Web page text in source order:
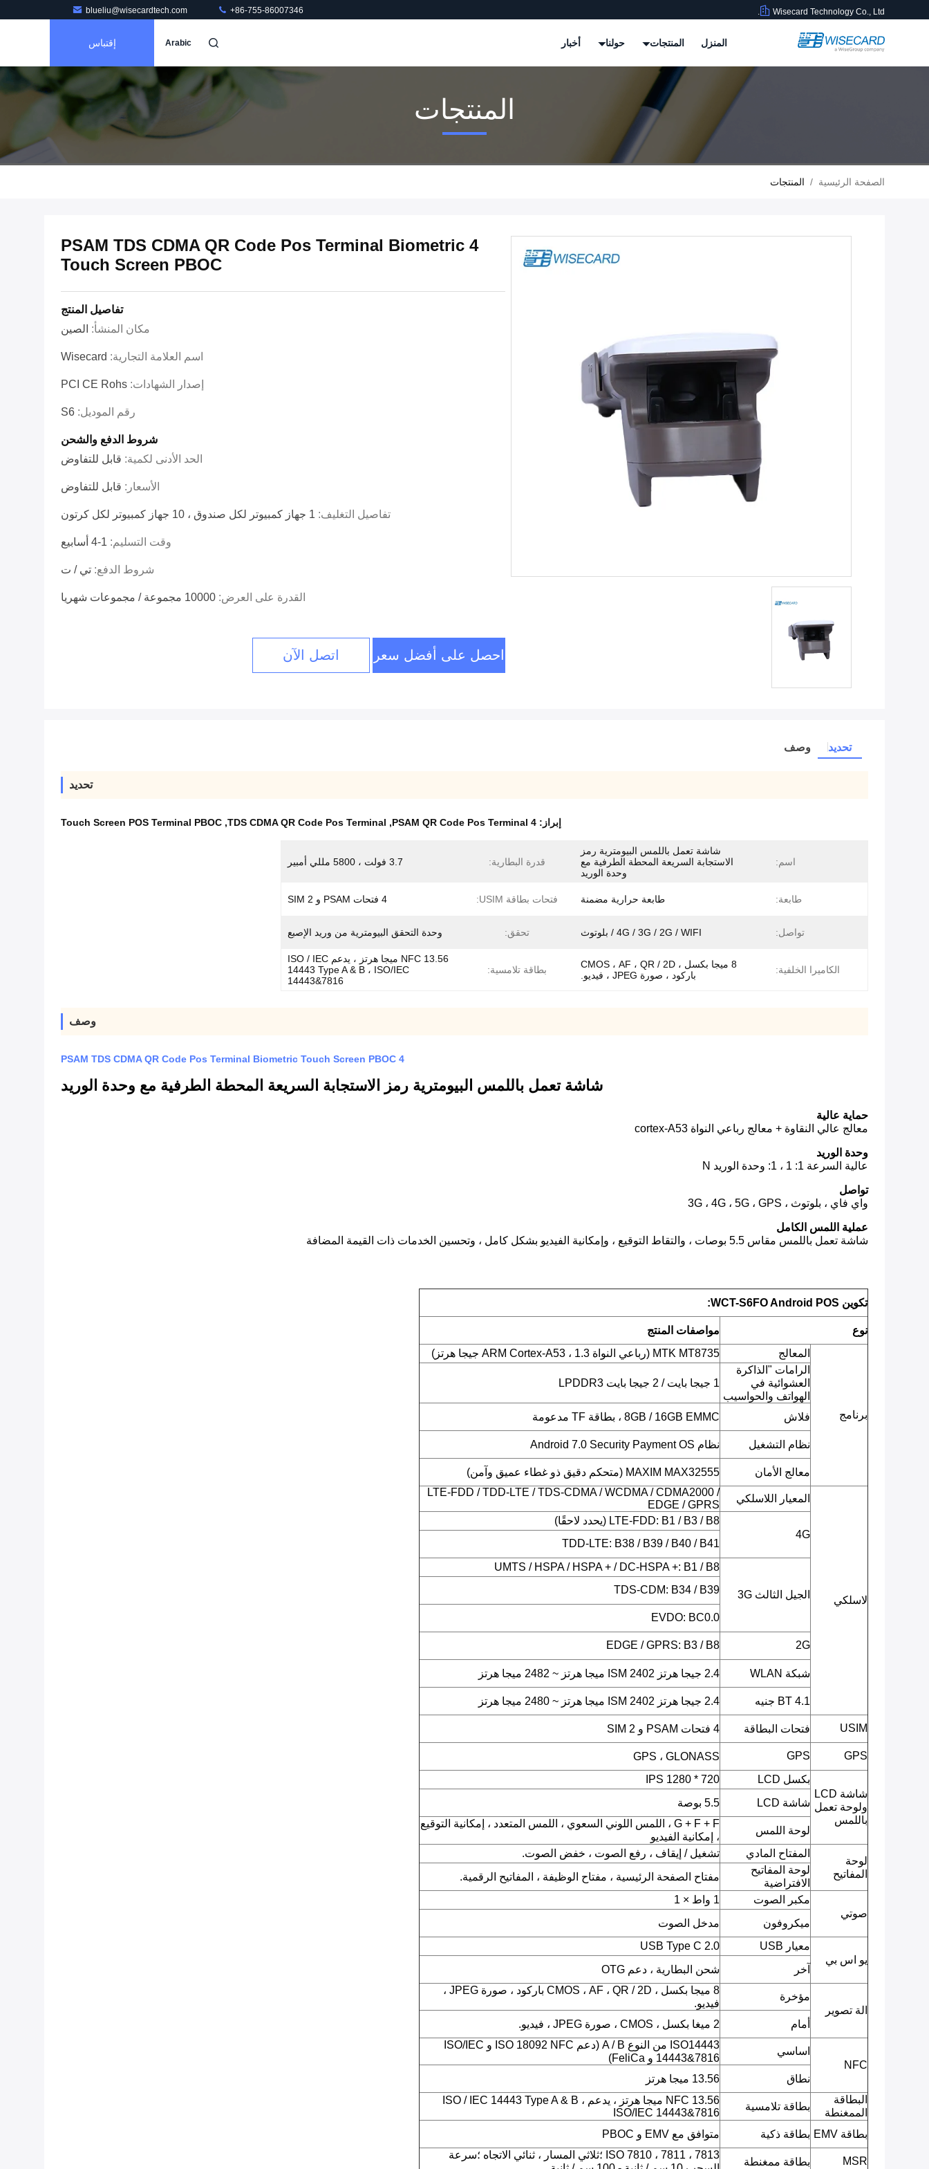
Wisecard Technology Co., Ltd.
blueliu@wisecardtech.com +86-755-86007346
المنزل المنتجات حولنا أخبار Arabic إقتباس
المنتجات
الصفحة الرئيسية / المنتجات
4 PSAM TDS CDMA QR Code Pos Terminal Biometric
Touch Screen PBOC
تفاصيل المنتج
مكان المنشأ: الصين
اسم العلامة التجارية: Wisecard
إصدار الشهادات: PCI CE Rohs
رقم الموديل: S6
شروط الدفع والشحن
الحد الأدنى لكمية: قابل للتفاوض
الأسعار: قابل للتفاوض
تفاصيل التغليف: 1 جهاز كمبيوتر لكل صندوق ، 10 جهاز كمبيوتر لكل كرتون
وقت التسليم: 1-4 أسابيع
شروط الدفع: تي / ت
القدرة على العرض: 10000 مجموعة / مجموعات شهريا
احصل على أفضل سعر اتصل الآن
تحديد وصف
تحديد
إبراز: 4 PSAM QR Code Pos Terminal
,
TDS CDMA QR Code Pos Terminal
,
Touch Screen POS Terminal PBOC
اسم:
شاشة تعمل باللمس البيومترية رمز
الاستجابة السريعة المحطة الطرفية مع
وحدة الوريد
قدرة البطارية: 3.7 فولت ، 5800 مللي أمبير
طابعة: طابعة حرارية مضمنة فتحات بطاقة USIM: 4 فتحات PSAM و 2 SIM
تواصل: 4G / 3G / 2G / WIFI / بلوتوث تحقق: وحدة التحقق البيومترية من وريد الإصبع
الكاميرا الخلفية:
8 ميجا بكسل ، CMOS ، AF ، QR / 2D
باركود ، صورة JPEG ، فيديو.
بطاقة تلامسية:
NFC 13.56 ميجا هرتز ، يدعم ISO / IEC
14443 Type A & B ، ISO/IEC
14443&7816
وصف
4 PSAM TDS CDMA QR Code Pos Terminal Biometric Touch Screen PBOC
شاشة تعمل باللمس البيومترية رمز الاستجابة السريعة المحطة الطرفية مع وحدة الوريد
حماية عالية
معالج عالي النقاوة + معالج رباعي النواة cortex-A53
وحدة الوريد
عالية السرعة 1: 1 ، 1: وحدة الوريد N
تواصل
واي فاي ، بلوتوث ، 3G ، 4G ، 5G ، GPS
عملية اللمس الكامل
شاشة تعمل باللمس مقاس 5.5 بوصات ، والتقاط التوقيع ، وإمكانية الفيديو بشكل كامل ، وتحسين الخدمات ذات القيمة المضافة
تكوين WCT-S6FO Android POS:
نوع مواصفات المنتج
برنامج
المعالج
MTK MT8735 (رباعي النواة ARM Cortex-A53 ، 1.3 جيجا هرتز)
الرامات "الذاكرة
العشوائية في
الهواتف والحواسيب
1 جيجا بايت / 2 جيجا بايت LPDDR3
فلاش 8GB / 16GB EMMC ، بطاقة TF مدعومة
نظام التشغيل نظام Android 7.0 Security Payment OS
معالج الأمان MAXIM MAX32555 (متحكم دقيق ذو غطاء عميق وآمن)
لاسلكي
المعيار اللاسلكي
LTE-FDD / TDD-LTE / TDS-CDMA / WCDMA / CDMA2000 /
EDGE / GPRS
4G
LTE-FDD: B1 / B3 / B8 (يحدد لاحقًا)
TDD-LTE: B38 / B39 / B40 / B41
الجيل الثالث 3G
UMTS / HSPA / HSPA + / DC-HSPA +: B1 / B8
TDS-CDM: B34 / B39
EVDO: BC0.0
2G
EDGE / GPRS: B3 / B8
شبكة WLAN 2.4 جيجا هرتز ISM 2402 ميجا هرتز ~ 2482 ميجا هرتز
BT 4.1 جنيه 2.4 جيجا هرتز ISM 2402 ميجا هرتز ~ 2480 ميجا هرتز
USIM فتحات البطاقة 4 فتحات PSAM و 2 SIM
GPS
GPS GPS ، GLONASS
شاشة LCD
ولوحة تعمل
باللمس
بكسل LCD
720 * 1280 IPS
شاشة LCD
5.5 بوصة
لوحة اللمس
G + F + F ، اللمس اللوني السعوي ، اللمس المتعدد ، إمكانية التوقيع
، إمكانية الفيديو
لوحة
المفاتيح
المفتاح المادي
تشغيل / إيقاف ، رفع الصوت ، خفض الصوت.
لوحة المفاتيح
الافتراضية
مفتاح الصفحة الرئيسية ، مفتاح الوظيفة ، المفاتيح الرقمية.
صوتي
مكبر الصوت
1 واط × 1
ميكروفون
مدخل الصوت
يو اس بي
معيار USB
USB Type C 2.0
آخر
شحن البطارية ، دعم OTG
الة تصوير
مؤخرة
8 ميجا بكسل ، CMOS ، AF ، QR / 2D باركود ، صورة JPEG ،
فيديو.
أمام
2 ميغا بكسل ، CMOS ، صورة JPEG ، فيديو.
NFC
اساسي
ISO14443 من النوع A / B (دعم ISO 18092 NFC و ISO/IEC
14443&7816 و FeliCa)
نطاق
13.56 ميجا هرتز
البطاقة
الممغنطة
بطاقة تلامسية
NFC 13.56 ميجا هرتز ، يدعم ISO / IEC 14443 Type A & B ،
ISO/IEC 14443&7816
بطاقة EMV
بطاقة ذكية متوافق مع EMV و PBOC
MSR بطاقة ممغنطة
ISO 7810 ، 7811 ، 7813 ؛ثلاثي المسار ، ثنائي الاتجاه ؛سرعة